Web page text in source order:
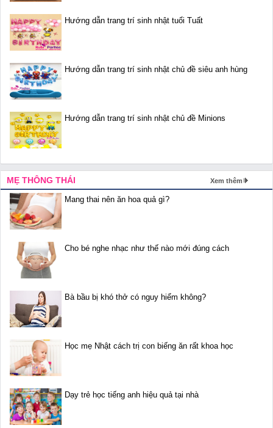
Hướng dẫn trang trí sinh nhật tuổi Tuất
Hướng dẫn trang trí sinh nhật chủ đề siêu anh hùng
Hướng dẫn trang trí sinh nhật chủ đề Minions
MẸ THÔNG THÁI Xem thêm
Mang thai nên ăn hoa quả gì?
Cho bé nghe nhạc như thế nào mới đúng cách
Bà bầu bị khó thở có nguy hiểm không?
Học mẹ Nhật cách trị con biếng ăn rất khoa học
Dạy trẻ học tiếng anh hiệu quả tại nhà